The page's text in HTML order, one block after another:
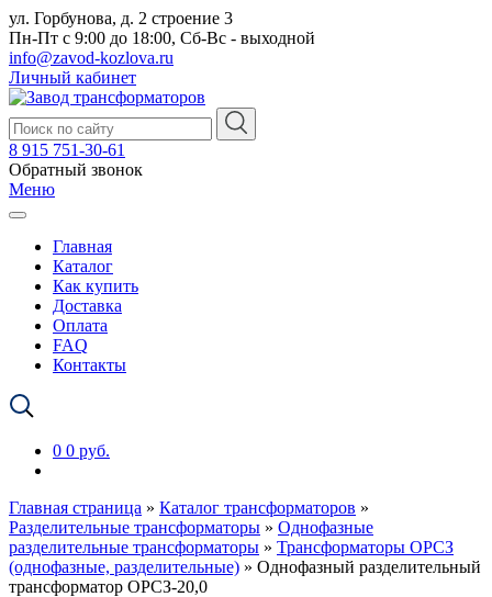
ул. Горбунова, д. 2 строение 3
Пн-Пт с 9:00 до 18:00, Сб-Вс - выходной
info@zavod-kozlova.ru
Личный кабинет
8 915 751-30-61
Обратный звонок
Меню
Главная
Каталог
Как купить
Доставка
Оплата
FAQ
Контакты
0 0 руб.
Главная страница » Каталог трансформаторов »
Разделительные трансформаторы » Однофазные
разделительные трансформаторы » Трансформаторы ОРСЗ
(однофазные, разделительные) » Однофазный разделительный
трансформатор ОРСЗ-20,0